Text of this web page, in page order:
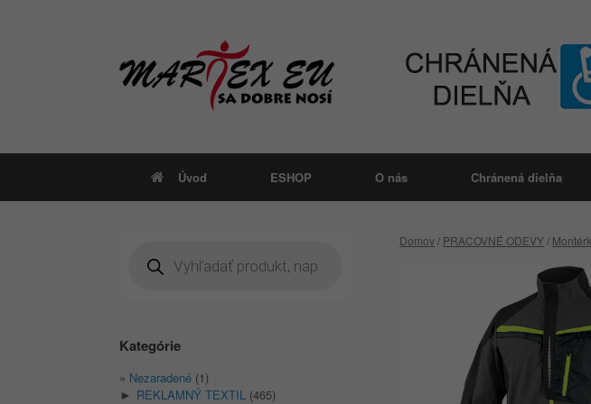
Úvod ESHOP O nás Chránená dielňa
Domov/ PRACOVNÉ ODEVY/
search
Kategórie
Nezaradené (1)
► REKLAMNÝ TEXTIL (465)